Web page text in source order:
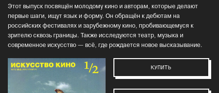
Этот выпуск посвящён молодому кино и авторам, которые делают
первые шаги, ищут язык и форму. Он обращён к дебютам на
российских фестивалях и зарубежному кино, пробивающемуся к
зрителю сквозь границы. Также исследуются театр, музыка и
современное искусство — всё, где рождается новое высказывание.
КУПИТЬ